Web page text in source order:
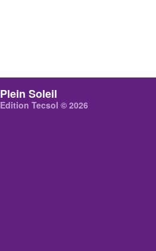
Plein Soleil
Edition Tecsol © 2026